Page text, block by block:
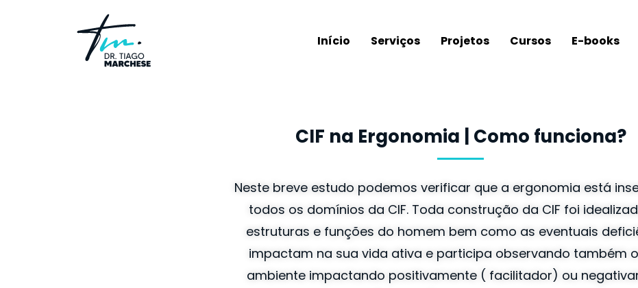
Início Serviços Projetos Cursos E-books
CIF na Ergonomia | Como funciona?
Neste breve estudo podemos verificar que a ergonomia está
todos os domínios da CIF. Toda construção da CIF foi
estruturas e funções do homem bem como as eventuais
impactam na sua vida ativa e participa observando também
ambiente impactando positivamente ( facilitador) ou